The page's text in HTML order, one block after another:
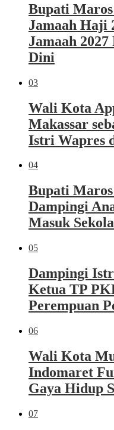
Bupati
Jamaah Haji
Jamaah
Dini
03
Wali Kota
Makassar
Istri Wapres
04
Bupati
Dampingi
Masuk
05
Dampingi
Ketua TP
Perempuan
06
Wali Kota
Indomaret
Gaya Hidup
07